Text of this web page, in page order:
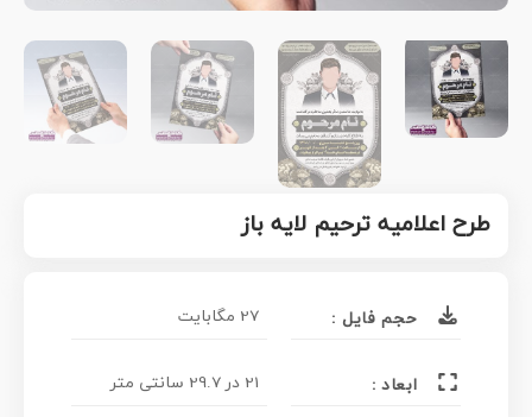
طرح اعلامیه ترحیم لایه باز
حجم فایل : 27 مگابایت
ابعاد : 21 در 29.7 سانتی متر